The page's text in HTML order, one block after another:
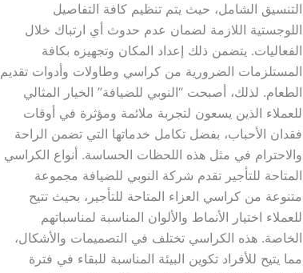
التنسيق الشامل، حيث يتم تنظيم كافة التفاصيل
اللوجستية اللازمة لضمان عدم حدوث أي ارتباك خلال
الفعاليات. يتضمن ذلك إعداد المكان وتجهيزه بكافة
المستلزمات الضرورية من كراسي وطاولات وأدوات تقديم
الطعام. لذلك، أصبحت “النوبي للضيافة” الخيار المثالي
للعملاء الذين يسعون لتجربة ملائمة ومؤثرة في أوقات
فقدان الأحباب، بفضل تكامل خدماتها التي تضمن الراحة
والاحترام في مثل هذه اللحظات الحساسة. أنواع الكراسي
المتاحة للتأجير تقدم شركة النوبي للضيافة مجموعة
متنوعة من كراسي العزاء المتاحة للتأجير، بحيث تتيح
للعملاء اختيار الأنماط والألوان المناسبة لمناسباتهم
الخاصة. هذه الكراسي تختلف في التصميمات والأشكال،
مما يتيح للأفراد تكوين البيئة المناسبة للبقاء في فترة